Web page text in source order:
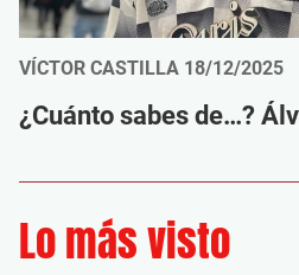
VÍCTOR CASTILLA 18/12/2025
¿Cuánto sabes de…?
Lo más visto